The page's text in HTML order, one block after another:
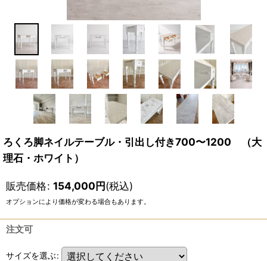
ろくろ脚ネイルテーブル・引出し付き700〜1200 （大
理石・ホワイト）
販売価格: 154,000円(税込)
オプションにより価格が変わる場合もあります。
注文可
サイズを選ぶ: